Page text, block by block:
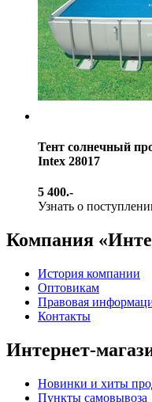
Тент солнечный
Intex 28017
5 400.-
Узнать о
Компания
История компании
Оптовикам
Правовая
Контакты
Интернет-
Новинки и хиты
Пункты самовывоза